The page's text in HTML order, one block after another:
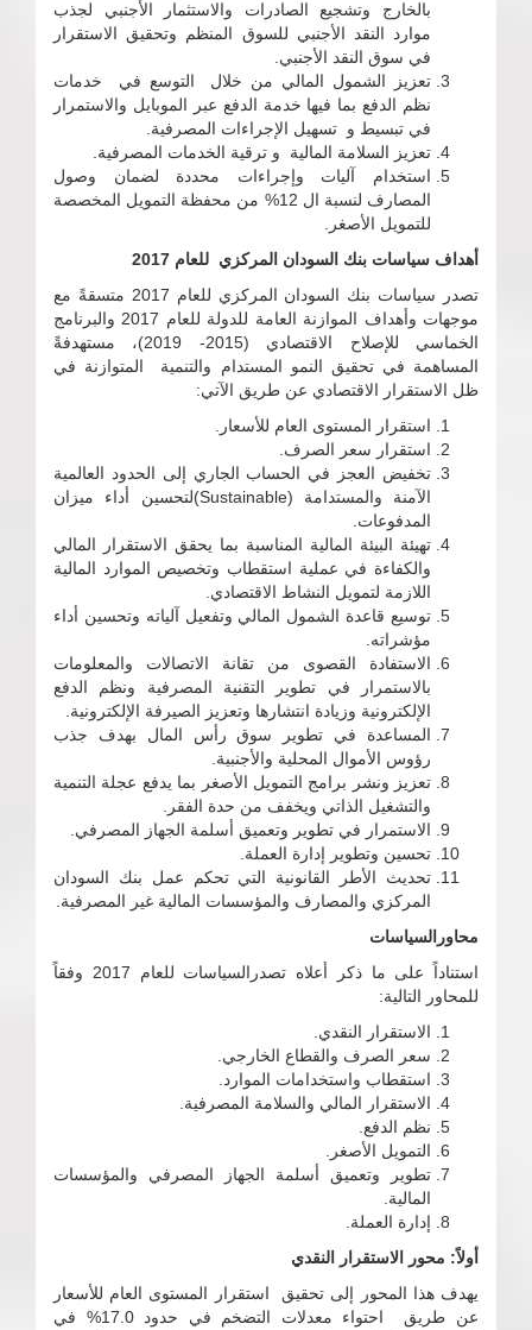
بالخارج وتشجيع الصادرات والاستثمار الأجنبي لجذب
موارد النقد الأجنبي للسوق المنظم وتحقيق الاستقرار
في سوق النقد الأجنبي.
تعزيز الشمول المالي من خلال التوسع في خدمات
نظم الدفع بما فيها خدمة الدفع عبر الموبايل والاستمرار
في تبسيط و تسهيل الإجراءات المصرفية.
تعزيز السلامة المالية و ترقية الخدمات المصرفية.
استخدام آليات وإجراءات محددة لضمان وصول
المصارف لنسبة ال 12% من محفظة التمويل المخصصة
للتمويل الأصغر.
أهداف سياسات بنك السودان المركزي للعام 2017
تصدر سياسات بنك السودان المركزي للعام 2017 متسقةً مع
موجهات وأهداف الموازنة العامة للدولة للعام 2017 والبرنامج
الخماسي للإصلاح الاقتصادي (2015- 2019)، مستهدفةً
المساهمة في تحقيق النمو المستدام والتنمية المتوازنة في
ظل الاستقرار الاقتصادي عن طريق الآتي:
استقرار المستوى العام للأسعار.
استقرار سعر الصرف.
تخفيض العجز في الحساب الجاري إلى الحدود العالمية
الآمنة والمستدامة (Sustainable)لتحسين أداء ميزان
المدفوعات.
تهيئة البيئة المالية المناسبة بما يحقق الاستقرار المالي
والكفاءة في عملية استقطاب وتخصيص الموارد المالية
اللازمة لتمويل النشاط الاقتصادي.
توسيع قاعدة الشمول المالي وتفعيل آلياته وتحسين أداء
مؤشراته.
الاستفادة القصوى من تقانة الاتصالات والمعلومات
بالاستمرار في تطوير التقنية المصرفية ونظم الدفع
الإلكترونية وزيادة انتشارها وتعزيز الصيرفة الإلكترونية.
المساعدة في تطوير سوق رأس المال بهدف جذب
رؤوس الأموال المحلية والأجنبية.
تعزيز ونشر برامج التمويل الأصغر بما يدفع عجلة التنمية
والتشغيل الذاتي ويخفف من حدة الفقر.
الاستمرار في تطوير وتعميق أسلمة الجهاز المصرفي.
تحسين وتطوير إدارة العملة.
تحديث الأطر القانونية التي تحكم عمل بنك السودان
المركزي والمصارف والمؤسسات المالية غير المصرفية.
محاورالسياسات
استناداً على ما ذكر أعلاه تصدرالسياسات للعام 2017 وفقاً
للمحاور التالية:
الاستقرار النقدي.
سعر الصرف والقطاع الخارجي.
استقطاب واستخدامات الموارد.
الاستقرار المالي والسلامة المصرفية.
نظم الدفع.
التمويل الأصغر.
تطوير وتعميق أسلمة الجهاز المصرفي والمؤسسات
المالية.
إدارة العملة.
أولاً: محور الاستقرار النقدي
يهدف هذا المحور إلى تحقيق استقرار المستوى العام للأسعار
عن طريق احتواء معدلات التضخم في حدود 17.0% في